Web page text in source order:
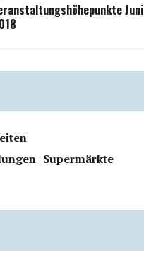
Juni
Supermärkte